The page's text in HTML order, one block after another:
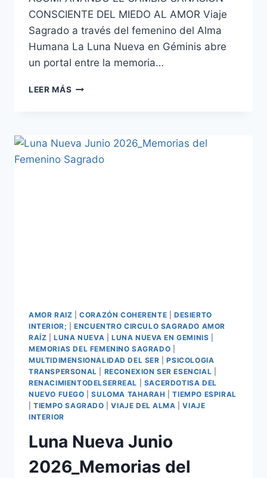
CONSCIENTE DEL MIEDO AL AMOR Viaje
Sagrado a través del femenino del Alma
Humana La Luna Nueva en Géminis abre
un portal entre la memoria…
LEER MÁS
AMOR RAIZ |CORAZÓN COHERENTE |DESIERTO
INTERIOR; |ENCUENTRO CIRCULO SAGRADO AMOR
RAÍZ |LUNA NUEVA LUNA NUEVA EN GEMINIS
MEMORIAS DEL FEMENINO SAGRADO
MULTIDIMENSIONALIDAD DEL SER |PSICOLOGIA
TRANSPERSONAL
RECONEXION SER ESENCIAL
RENACIMIENTODELSERREAL
SACERDOTISA DEL
NUEVO FUEGO |SULOMA TAHARAH |TIEMPO ESPIRAL
|TIEMPO SAGRADO |VIAJE DEL ALMA |VIAJE
INTERIOR
Luna Nueva Junio
2026_Memorias del